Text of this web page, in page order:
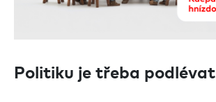
Politiku je třeba podlévat